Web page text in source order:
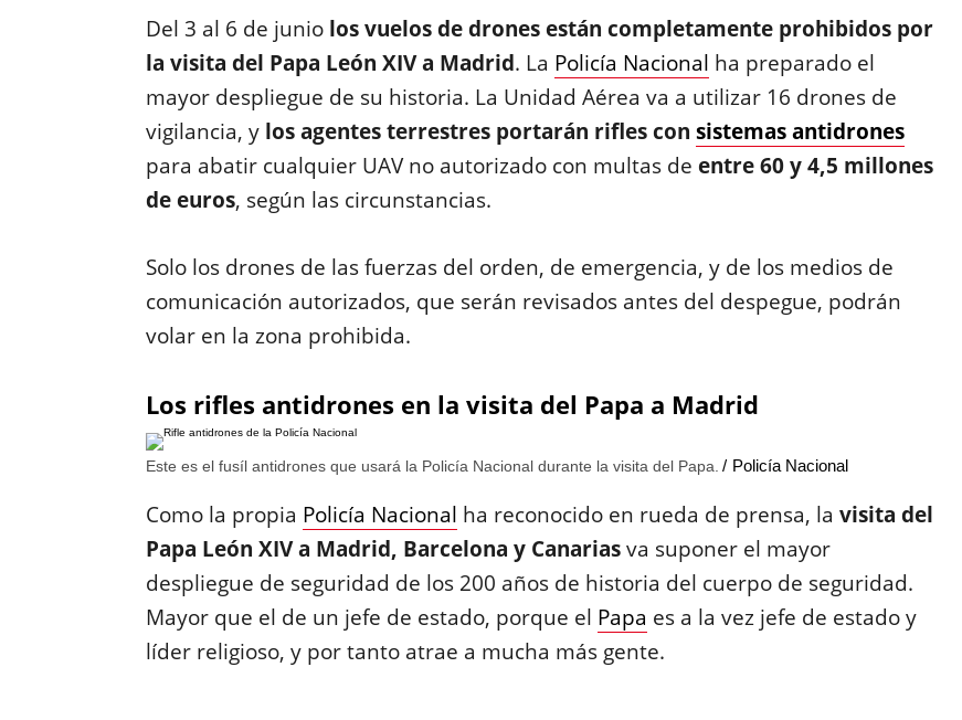
Del 3 al 6 de junio los vuelos de drones están completamente prohibidos por
la visita del Papa León XIV a Madrid. La Policía Nacional ha preparado el
mayor despliegue de su historia. La Unidad Aérea va a utilizar 16 drones de
vigilancia, y los agentes terrestres portarán rifles con sistemas antidrones
para abatir cualquier UAV no autorizado con multas de entre 60 y 4,5 millones
de euros, según las circunstancias.
Solo los drones de las fuerzas del orden, de emergencia, y de los medios de
comunicación autorizados, que serán revisados antes del despegue, podrán
volar en la zona prohibida.
Los rifles antidrones en la visita del Papa a Madrid
Este es el fusíl antidrones que usará la Policía Nacional durante la visita del Papa. Policía Nacional
Como la propia Policía Nacional ha reconocido en rueda de prensa, la visita del
Papa León XIV a Madrid, Barcelona y Canariasva suponer el mayor
despliegue de seguridad de los 200 años de historia del cuerpo de seguridad.
Mayor que el de un jefe de estado, porque el Papa es a la vez jefe de estado y
líder religioso, y por tanto atrae a mucha más gente.